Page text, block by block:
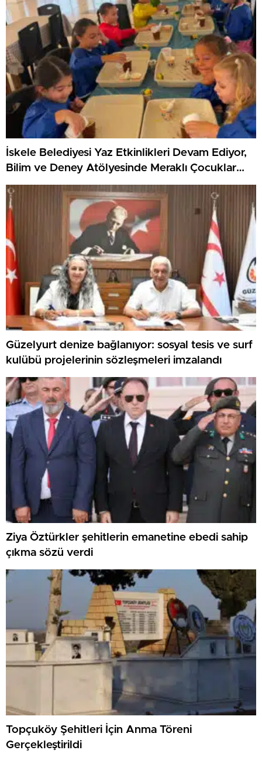
İskele Belediyesi Yaz Etkinlikleri Devam Ediyor,
Bilim ve Deney Atölyesinde Meraklı Çocuklar
Öne Çıktı
Güzelyurt denize bağlanıyor: sosyal tesis ve surf
kulübü projelerinin sözleşmeleri imzalandı
Ziya Öztürkler şehitlerin emanetine ebedi sahip
çıkma sözü verdi
Topçuköy Şehitleri İçin Anma Töreni
Gerçekleştirildi